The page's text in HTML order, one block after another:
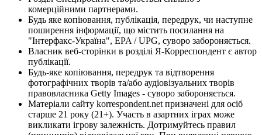
комерційними партнерами.
Будь яке копіювання, публікація, передрук, чи наступне
поширення інформації, що містить посилання на
"Інтерфакс-Україна", EPA / UPG, суворо забороняється.
Власник веб-сторінки в розділі Я-Корреспондент є автор
публікації.
Будь-яке копіювання, передрук та відтворення
фотографічних творів та/або аудіовізуальних творів
правовласника Getty Images - суворо забороняється.
Матеріали сайту korrespondent.net призначені для осіб
старше 21 року (21+). Участь в азартних іграх може
викликати ігрову залежність. Дотримуйтесь правил